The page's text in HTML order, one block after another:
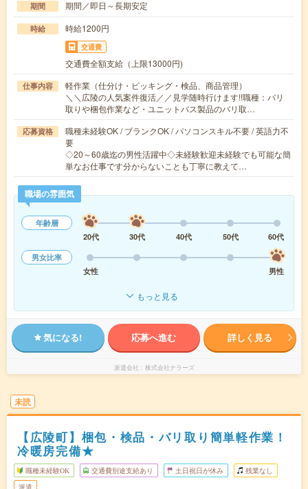
期間 期間／即日～長期安定
時給 時給1200円
交通費
交通費全額支給（上限13000円)
仕事内容
軽作業（仕分け・ピッキング・検品、商品管理）
＼＼広陵の人気案件復活／／見学随時行けます!!職種：バリ
取りや梱包作業など・ユニットバス製品のバリ取…
応募資格
職種未経験OK / ブランクOK / パソコンスキル不要 / 英語力不
要
◇20～60歳迄の男性活躍中◇未経験歓迎未経験でも可能な簡
単なお仕事です分からないことも丁寧に教えて…
職場の雰囲気
年齢層
20代
30代 40代 50代
60代
男女比率
女性
男性
もっと見る
気になる! 応募へ進む 詳しく見る
派遣会社 株式会社ナラーズ
未読
【広陵町】梱包・検品・バリ取り簡単軽作業！
冷暖房完備★
職種未経験OK 交通費別途支給あり 土日祝日が休み 残業なし
派遣